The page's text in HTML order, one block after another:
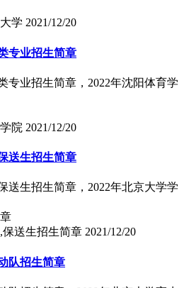
学 2021/12/20
专业招生简章
专业招生简章，2022年沈阳体育学
院 2021/12/20
送生招生简章
送生招生简章，2022年北京大学学
保送生招生简章 2021/12/20
队招生简章